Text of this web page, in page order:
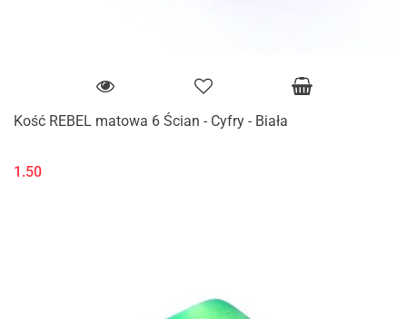
Kość REBEL matowa 6 Ścian - Cyfry - Biała
1.50